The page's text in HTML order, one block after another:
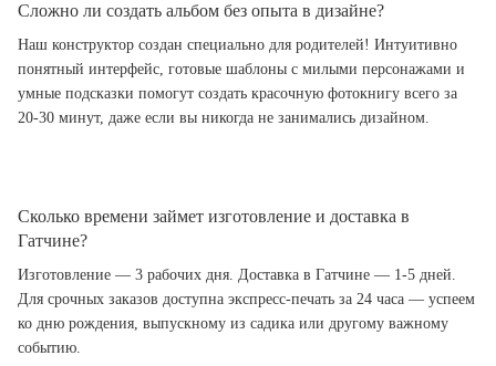
Сложно ли создать альбом без опыта в дизайне?
Наш конструктор создан специально для родителей! Интуитивно
понятный интерфейс, готовые шаблоны с милыми персонажами и
умные подсказки помогут создать красочную фотокнигу всего за
20-30 минут, даже если вы никогда не занимались дизайном.
Сколько времени займет изготовление и доставка в
Гатчине?
Изготовление — 3 рабочих дня. Доставка в Гатчине — 1-5 дней.
Для срочных заказов доступна экспресс-печать за 24 часа — успеем
ко дню рождения, выпускному из садика или другому важному
событию.